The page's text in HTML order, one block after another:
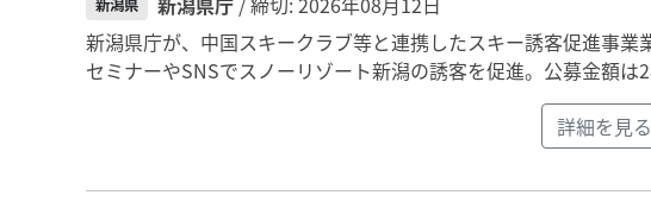
新潟県
新潟県庁が、中国スキークラブ等と連携したスキー誘客促進事業
セミナーやSNSでスノーリゾート新潟の誘客を促進。公募金額は
詳細を見る